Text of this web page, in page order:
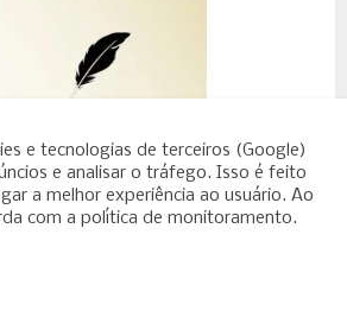
e tecnologias de terceiros (Google)
e analisar o tráfego. Isso é feito
a melhor experiência ao usuário. Ao
com a política de monitoramento.